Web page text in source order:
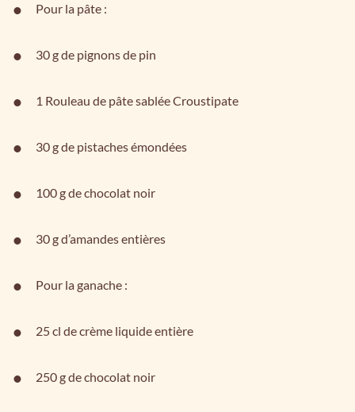
Pour la pâte :
30 g de pignons de pin
1 Rouleau de pâte sablée Croustipate
30 g de pistaches émondées
100 g de chocolat noir
30 g d’amandes entières
Pour la ganache :
25 cl de crème liquide entière
250 g de chocolat noir